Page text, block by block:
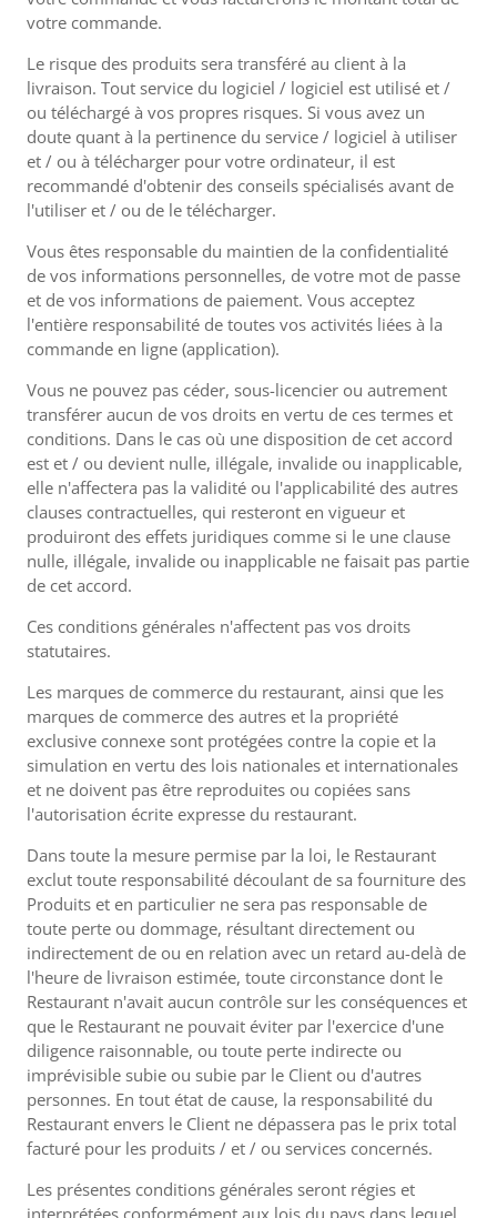
votre commande.
Le risque des produits sera transféré au client à la
livraison. Tout service du logiciel / logiciel est utilisé et /
ou téléchargé à vos propres risques. Si vous avez un
doute quant à la pertinence du service / logiciel à utiliser
et / ou à télécharger pour votre ordinateur, il est
recommandé d'obtenir des conseils spécialisés avant de
l'utiliser et / ou de le télécharger.
Vous êtes responsable du maintien de la confidentialité
de vos informations personnelles, de votre mot de passe
et de vos informations de paiement. Vous acceptez
l'entière responsabilité de toutes vos activités liées à la
commande en ligne (application).
Vous ne pouvez pas céder, sous-licencier ou autrement
transférer aucun de vos droits en vertu de ces termes et
conditions. Dans le cas où une disposition de cet accord
est et / ou devient nulle, illégale, invalide ou inapplicable,
elle n'affectera pas la validité ou l'applicabilité des autres
clauses contractuelles, qui resteront en vigueur et
produiront des effets juridiques comme si le une clause
nulle, illégale, invalide ou inapplicable ne faisait pas partie
de cet accord.
Ces conditions générales n'affectent pas vos droits
statutaires.
Les marques de commerce du restaurant, ainsi que les
marques de commerce des autres et la propriété
exclusive connexe sont protégées contre la copie et la
simulation en vertu des lois nationales et internationales
et ne doivent pas être reproduites ou copiées sans
l'autorisation écrite expresse du restaurant.
Dans toute la mesure permise par la loi, le Restaurant
exclut toute responsabilité découlant de sa fourniture des
Produits et en particulier ne sera pas responsable de
toute perte ou dommage, résultant directement ou
indirectement de ou en relation avec un retard au-delà de
l'heure de livraison estimée, toute circonstance dont le
Restaurant n'avait aucun contrôle sur les conséquences et
que le Restaurant ne pouvait éviter par l'exercice d'une
diligence raisonnable, ou toute perte indirecte ou
imprévisible subie ou subie par le Client ou d'autres
personnes. En tout état de cause, la responsabilité du
Restaurant envers le Client ne dépassera pas le prix total
facturé pour les produits / et / ou services concernés.
Les présentes conditions générales seront régies et
interprétées conformément aux lois du pays dans lequel